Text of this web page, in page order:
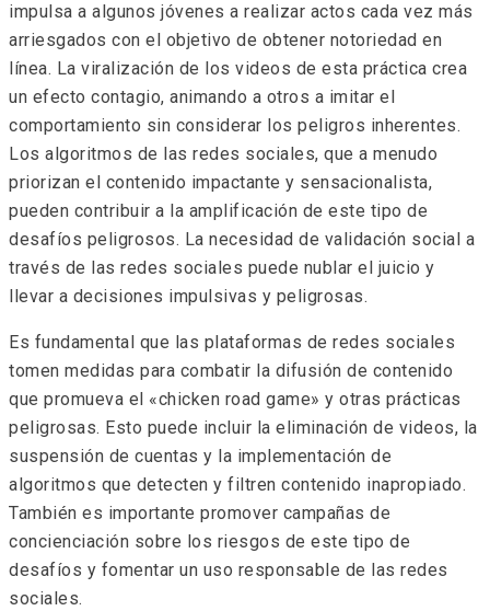
impulsa a algunos jóvenes a realizar actos cada vez más
arriesgados con el objetivo de obtener notoriedad en
línea. La viralización de los videos de esta práctica crea
un efecto contagio, animando a otros a imitar el
comportamiento sin considerar los peligros inherentes.
Los algoritmos de las redes sociales, que a menudo
priorizan el contenido impactante y sensacionalista,
pueden contribuir a la amplificación de este tipo de
desafíos peligrosos. La necesidad de validación social a
través de las redes sociales puede nublar el juicio y
llevar a decisiones impulsivas y peligrosas.
Es fundamental que las plataformas de redes sociales
tomen medidas para combatir la difusión de contenido
que promueva el «chicken road game» y otras prácticas
peligrosas. Esto puede incluir la eliminación de videos, la
suspensión de cuentas y la implementación de
algoritmos que detecten y filtren contenido inapropiado.
También es importante promover campañas de
concienciación sobre los riesgos de este tipo de
desafíos y fomentar un uso responsable de las redes
sociales.